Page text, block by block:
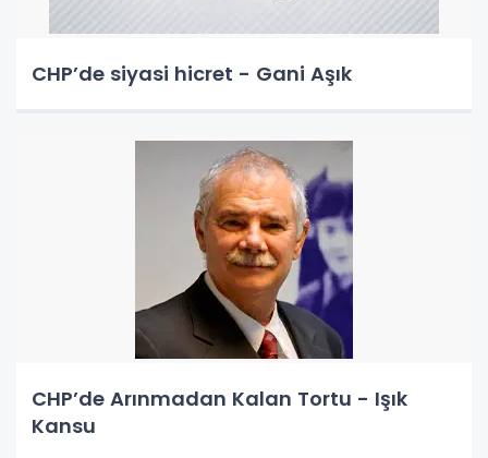
CHP’de siyasi hicret - Gani Aşık
CHP’de Arınmadan Kalan Tortu - Işık
Kansu